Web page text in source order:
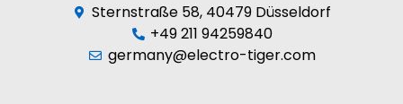
Sternstraße 58, 40479 Düsseldorf
+49 211 94259840
germany@electro-tiger.com